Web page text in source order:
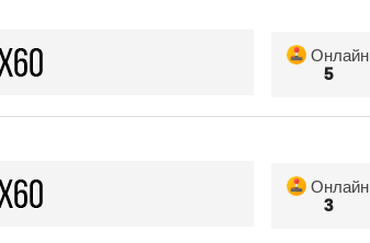
Онлайн
5
Онлайн
3